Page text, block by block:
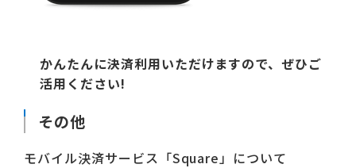
かんたんに決済利用いただけますので、ぜひご
活用ください!
その他
モバイル決済サービス「Square」について